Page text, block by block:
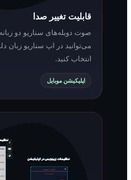
قابلیت تغییر صدا
صوت دوبله‌های سناریو دو زبانه است و
می‌توانید در اپ سناریو زبان دلخواه خود را
انتخاب کنید.
اپلیکیشن موبایل